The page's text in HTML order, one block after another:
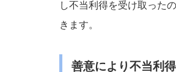
し不当利得を受け取った
きます。
善意により不当利